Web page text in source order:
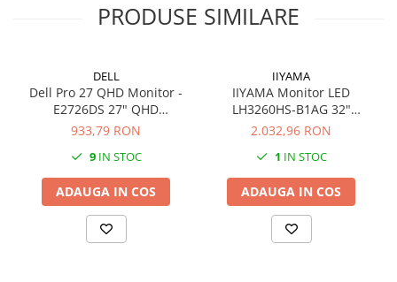
SSD-uri interne
Surse
Carcase
Coolere CPU
Ventilatoare
Pasta termica
Placi video profesionale
SSD-uri externe
PRODUSE SIMILARE
DELL
Dell Pro 27 QHD Monitor -
E2726DS 27" QHD
2560x1440 100Hz, 72%
16:09, IPS, AG, 300 cd/m2,
1000:1, 178/178, 5ms/8ms,
DP, HDMI, Speaker(2x2w),
Height, Swivel, Tilt, Pivot
933,79 RON
9IN STOC
ADAUGA IN COS
IIYAMA
IIYAMA Monitor LED
LH3260HS-B1AG 32"
1920x1080 professional
1920 x 1080 @60Hz 500
cd/m² 8ms Android 11 OS,
iiSignage², FailOver, EShare
landscape, portrait
2.032,96 RON
1 IN STOC
ADAUGA IN COS